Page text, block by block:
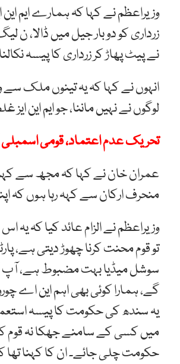
وزیراعظم نے کہا کہ ہمارے ایم
زرداری کو دو بار جیل میں ڈالا،
نے پیٹ پھاڑ کر زرداری کا پیسہ
انہوں نے کہا کہ یہ تینوں ملک
لوگوں نے نہیں ماننا، جو ایم این
تحریک عدم اعتماد، قومی اسمبلی کا اجلاس
عمران خان نے کہا کہ مجھ سے کہا
منحرف ارکان سے کہہ رہا ہوں کہ
وزیراعظم نے الزام عائد کیا کہ
تو قوم محنت کرنا چھوڑ دیتی ہے،
سوشل میڈیا بہت مضبوط ہے، آپ
گے، ہمارا کوئی بھی اہم این
یہ سندھ کی حکومت کا پیسہ
میں کسی کے سامنے جھکا نہ قوم
حکومت چلی جائے۔ ان کا کہنا